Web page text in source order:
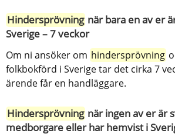
Hindersprövning när bara en av er
Sverige – 7 veckor
Om ni ansöker om hindersprövning
folkbokförd i Sverige tar det cirka 7
ärende får en handläggare.
Hindersprövning när ingen av er är
medborgare eller har hemvist i